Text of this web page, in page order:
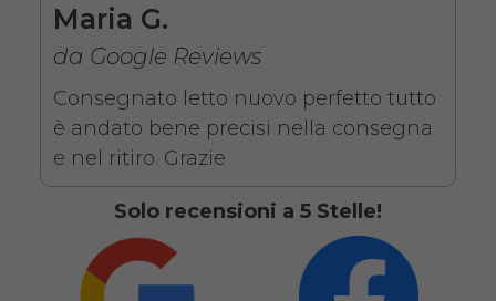
SCHEDA COMPLETA
Noleggio letto elettrico in
legno + Materasso
Antidecubito + Vassoio
da letto
Maria G.
da Google Reviews
Consegnato letto nuovo perfetto tutto
è andato bene precisi nella consegna
e nel ritiro. Grazie
Solo recensioni a 5 Stelle!